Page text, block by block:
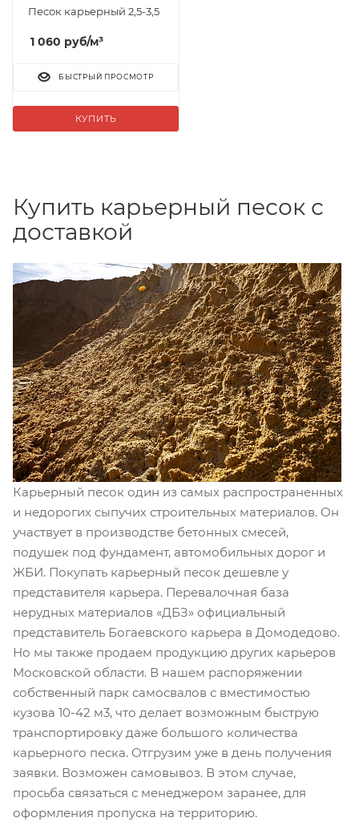
Песок карьерный 2,5-3,5
1 060 руб/м³
КУПИТЬ
БЫСТРЫЙ ПРОСМОТР
Купить карьерный песок с
доставкой
Карьерный песок один из самых распространенных
и недорогих сыпучих строительных материалов. Он
участвует в производстве бетонных смесей,
подушек под фундамент, автомобильных дорог и
ЖБИ. Покупать карьерный песок дешевле у
представителя карьера. Перевалочная база
нерудных материалов «ДБЗ» официальный
представитель Богаевского карьера в Домодедово.
Но мы также продаем продукцию других карьеров
Московской области. В нашем распоряжении
собственный парк самосвалов с вместимостью
кузова 10-42 м3, что делает возможным быструю
транспортировку даже большого количества
карьерного песка. Отгрузим уже в день получения
заявки. Возможен самовывоз. В этом случае,
просьба связаться с менеджером заранее, для
оформления пропуска на территорию.